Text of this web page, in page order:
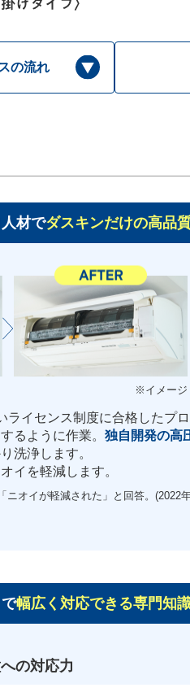
の流れ
材でダスキンだけの高品
イセンス制度に合格したプ
るように作業。 独自開発の高
洗浄します。
イを軽減します。
オイが軽減された」と回答。(2022
幅広く対応できる専門知
の対応力